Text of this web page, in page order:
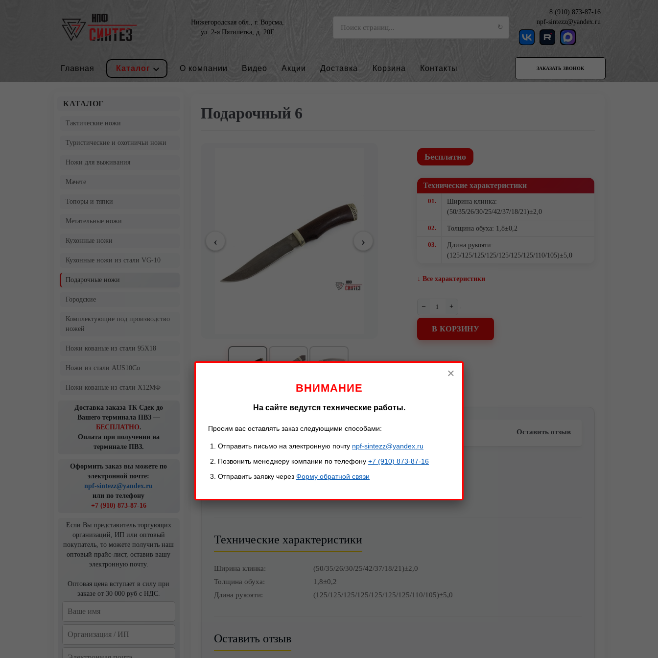
Нижегородская обл., г. Ворсма,
ул. 2-я Пятилетка, д. 20Г
8 (910) 873-87-16
npf-sintezz@yandex.ru
Главная Каталог О компании Видео Акции Доставка Корзина Контакты ЗАКАЗАТЬ ЗВОНОК
КАТАЛОГ
Тактические ножи
Туристические и охотничьи ножи
Ножи для выживания
Мачете
Топоры и тяпки
Метательные ножи
Кухонные ножи
Кухонные ножи из стали VG-10
Подарочные ножи
Городские
Комплектующие под производство
ножей
Ножи кованые из стали 95Х18
Ножи из стали AUS10Co
Ножи кованые из стали Х12МФ
Доставка заказа ТК Сдек до
Вашего терминала ПВЗ —
БЕСПЛАТНО.
Оплата при получении на
терминале ПВЗ.
Оформить заказ вы можете по
электронной почте:
npf-sintezz@yandex.ru
или по телефону
+7 (910) 873-87-16
Если Вы представитель торгующих
организаций, ИП или оптовый
покупатель, то можете получить наш
оптовый прайс-лист, оставив вашу
электронную почту.
Оптовая цена вступает в силу при
заказе от 30 000 руб с НДС.
Подарочный 6
Бесплатно
Технические характеристики
01.
Ширина клинка:
(50/35/26/30/25/42/37/18/21)±2,0
02. Толщина обуха: 1,8±0,2
03.
Длина рукояти:
(125/125/125/125/125/125/125/110/105)±5,0
↓ Все характеристики
– +
В КОРЗИНУ
Описание Характеристики Оставить отзыв
Описание товара
Технические характеристики
Ширина клинка:
(50/35/26/30/25/42/37/18/21)±2,0
Толщина обуха:
1,8±0,2
Длина рукояти:
(125/125/125/125/125/125/125/110/105)±5,0
Оставить отзыв
×
ВНИМАНИЕ
На сайте ведутся технические работы.
Просим вас оставлять заказ следующими способами:
Отправить письмо на электронную почту npf-sintezz@yandex.ru
Позвонить менеджеру компании по телефону +7 (910) 873-87-16
Отправить заявку через Форму обратной связи